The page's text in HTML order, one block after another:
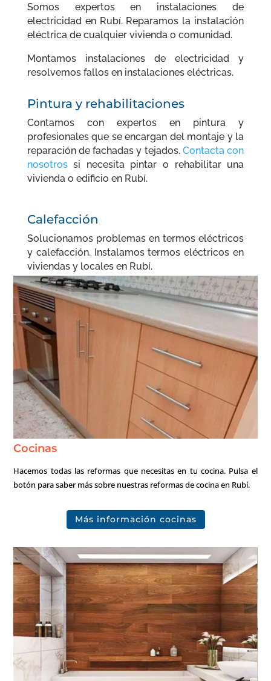
Somos expertos en instalaciones de
electricidad en Rubí. Reparamos la instalación
eléctrica de cualquier vivienda o comunidad.
Montamos instalaciones de electricidad y
resolvemos fallos en instalaciones eléctricas.
Pintura y rehabilitaciones
Contamos con expertos en pintura y
profesionales que se encargan del montaje y la
reparación de fachadas y tejados. Contacta con
nosotrossi necesita pintar o rehabilitar una
vivienda o edificio en Rubí.
Calefacción
Solucionamos problemas en termos eléctricos
y calefacción. Instalamos termos eléctricos en
viviendas y locales en Rubí.
Cocinas
Hacemos todas las reformas que necesitas en tu cocina. Pulsa el
botón para saber más sobre nuestras reformas de cocina en Rubí.
Más información cocinas